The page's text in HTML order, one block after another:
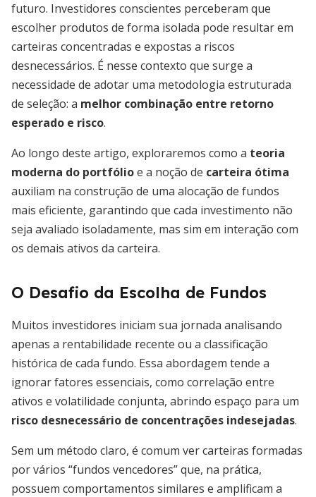
futuro. Investidores conscientes perceberam que
escolher produtos de forma isolada pode resultar em
carteiras concentradas e expostas a riscos
desnecessários. É nesse contexto que surge a
necessidade de adotar uma metodologia estruturada
de seleção: a melhor combinação entre retorno
esperado e risco.
Ao longo deste artigo, exploraremos como a teoria
moderna do portfólioe a noção de carteira ótima
auxiliam na construção de uma alocação de fundos
mais eficiente, garantindo que cada investimento não
seja avaliado isoladamente, mas sim em interação com
os demais ativos da carteira.
O Desafio da Escolha de Fundos
Muitos investidores iniciam sua jornada analisando
apenas a rentabilidade recente ou a classificação
histórica de cada fundo. Essa abordagem tende a
ignorar fatores essenciais, como correlação entre
ativos e volatilidade conjunta, abrindo espaço para um
risco desnecessário de concentrações indesejadas.
Sem um método claro, é comum ver carteiras formadas
por vários “fundos vencedores” que, na prática,
possuem comportamentos similares e amplificam a